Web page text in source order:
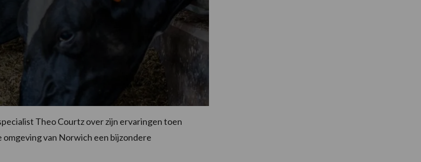
Theo Courtz over zijn ervaringen toen
omgeving van Norwich een bijzondere